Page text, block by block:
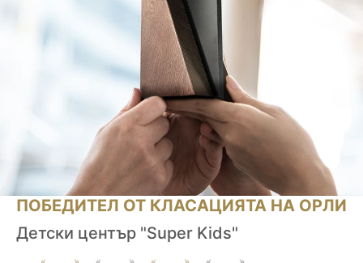
ПОБЕДИТЕЛ ОТ КЛАСАЦИЯТА НА ОРЛИ
Детски център "Super Kids"